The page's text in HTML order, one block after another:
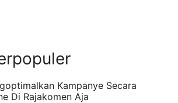
Kampanye Secara
Di Rajakomen Aja